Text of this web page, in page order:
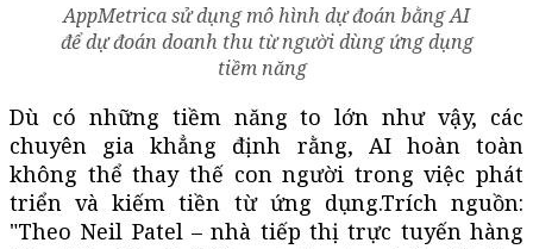
AppMetrica sử dụng mô hình dự đoán bằng AI
để dự đoán doanh thu từ người dùng ứng dụng
tiềm năng
Dù có những tiềm năng to lớn như vậy, các
chuyên gia khẳng định rằng, AI hoàn toàn
không thể thay thế con người trong việc phát
triển và kiếm tiền từ ứng dụng.Trích nguồn:
"Theo Neil Patel – nhà tiếp thị trực tuyến hàng